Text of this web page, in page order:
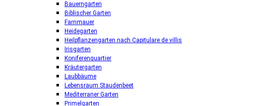
Bauerngarten
Biblischer Garten
Farnmauer
Heidegarten
Heilpflanzengarten nach Capitulare de villis
Irisgarten
Koniferenquartier
Kräutergarten
Laubbäume
Lebensraum Staudenbeet
Mediterraner Garten
Primelgarten